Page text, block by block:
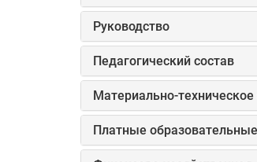
Руководство
Педагогический состав
Материально-
Платные образовательные